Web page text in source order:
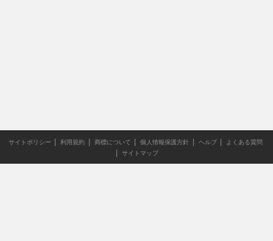
サイトポリシー 利用規約 商標について 個人情報保護方針 ヘルプ
よくある質問
サイトマップ